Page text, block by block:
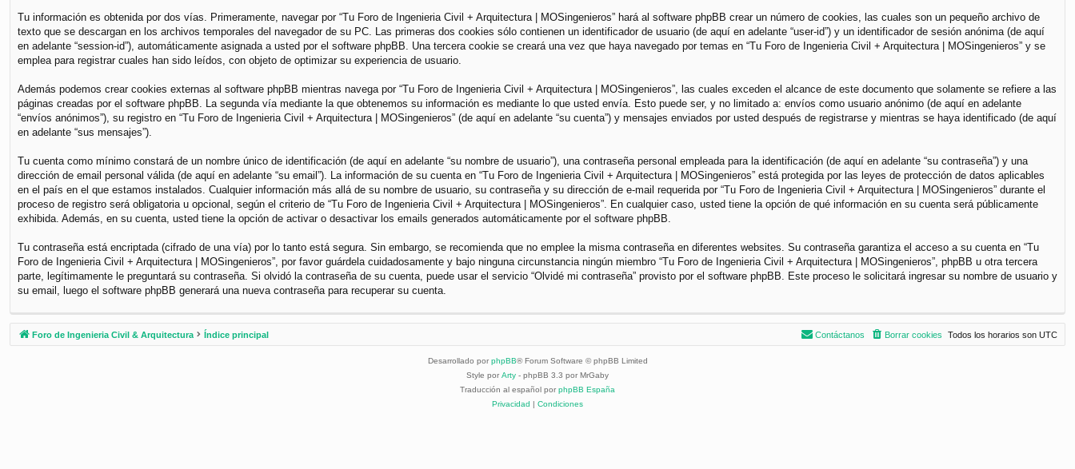
Tu información es obtenida por dos vías. Primeramente, navegar por “Tu Foro de Ingenieria Civil + Arquitectura | MOSingenieros” hará al software phpBB crear un número de cookies, las cuales son un pequeño archivo de
texto que se descargan en los archivos temporales del navegador de su PC. Las primeras dos cookies sólo contienen un identificador de usuario (de aquí en adelante “user-id”) y un identificador de sesión anónima (de aquí
en adelante “session-id”), automáticamente asignada a usted por el software phpBB. Una tercera cookie se creará una vez que haya navegado por temas en “Tu Foro de Ingenieria Civil + Arquitectura | MOSingenieros” y se
emplea para registrar cuales han sido leídos, con objeto de optimizar su experiencia de usuario.
Además podemos crear cookies externas al software phpBB mientras navega por “Tu Foro de Ingenieria Civil + Arquitectura | MOSingenieros”, las cuales exceden el alcance de este documento que solamente se refiere a las
páginas creadas por el software phpBB. La segunda vía mediante la que obtenemos su información es mediante lo que usted envía. Esto puede ser, y no limitado a: envíos como usuario anónimo (de aquí en adelante
“envíos anónimos”), su registro en “Tu Foro de Ingenieria Civil + Arquitectura | MOSingenieros” (de aquí en adelante “su cuenta”) y mensajes enviados por usted después de registrarse y mientras se haya identificado (de aquí
en adelante “sus mensajes”).
Tu cuenta como mínimo constará de un nombre único de identificación (de aquí en adelante “su nombre de usuario”), una contraseña personal empleada para la identificación (de aquí en adelante “su contraseña”) y una
dirección de email personal válida (de aquí en adelante “su email”). La información de su cuenta en “Tu Foro de Ingenieria Civil + Arquitectura | MOSingenieros” está protegida por las leyes de protección de datos aplicables
en el país en el que estamos instalados. Cualquier información más allá de su nombre de usuario, su contraseña y su dirección de e-mail requerida por “Tu Foro de Ingenieria Civil + Arquitectura | MOSingenieros” durante el
proceso de registro será obligatoria u opcional, según el criterio de “Tu Foro de Ingenieria Civil + Arquitectura | MOSingenieros”. En cualquier caso, usted tiene la opción de qué información en su cuenta será públicamente
exhibida. Además, en su cuenta, usted tiene la opción de activar o desactivar los emails generados automáticamente por el software phpBB.
Tu contraseña está encriptada (cifrado de una vía) por lo tanto está segura. Sin embargo, se recomienda que no emplee la misma contraseña en diferentes websites. Su contraseña garantiza el acceso a su cuenta en “Tu
Foro de Ingenieria Civil + Arquitectura | MOSingenieros”, por favor guárdela cuidadosamente y bajo ninguna circunstancia ningún miembro “Tu Foro de Ingenieria Civil + Arquitectura | MOSingenieros”, phpBB u otra tercera
parte, legítimamente le preguntará su contraseña. Si olvidó la contraseña de su cuenta, puede usar el servicio “Olvidé mi contraseña” provisto por el software phpBB. Este proceso le solicitará ingresar su nombre de usuario y
su email, luego el software phpBB generará una nueva contraseña para recuperar su cuenta.
Foro de Ingenieria Civil & Arquitectura Índice principal Todos los horarios son UTC
Borrar cookies
Contáctanos
Desarrollado por phpBB® Forum Software © phpBB Limited
Style por Arty - phpBB 3.3 por MrGaby
Traducción al español por phpBB España
Privacidad | Condiciones